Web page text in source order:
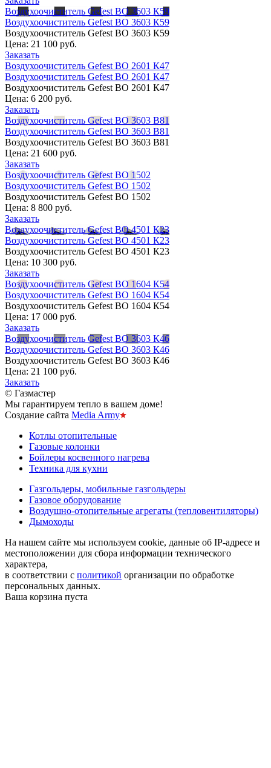
Воздухоочиститель Gefest ВО 3603 К59
Воздухоочиститель Gefest ВО 3603 К59
Воздухоочиститель Gefest ВО 3603 К59
Цена: 21 100 руб.
Заказать
Воздухоочиститель Gefest ВО 2601 К47
Воздухоочиститель Gefest ВО 2601 К47
Воздухоочиститель Gefest ВО 2601 К47
Цена: 6 200 руб.
Заказать
Воздухоочиститель Gefest ВО 3603 В81
Воздухоочиститель Gefest ВО 3603 В81
Воздухоочиститель Gefest ВО 3603 В81
Цена: 21 600 руб.
Заказать
Воздухоочиститель Gefest ВО 1502
Воздухоочиститель Gefest ВО 1502
Воздухоочиститель Gefest ВО 1502
Цена: 8 800 руб.
Заказать
Воздухоочиститель Gefest ВО 4501 К23
Воздухоочиститель Gefest ВО 4501 К23
Воздухоочиститель Gefest ВО 4501 К23
Цена: 10 300 руб.
Заказать
Воздухоочиститель Gefest ВО 1604 К54
Воздухоочиститель Gefest ВО 1604 К54
Воздухоочиститель Gefest ВО 1604 К54
Цена: 17 000 руб.
Заказать
Воздухоочиститель Gefest ВО 3603 К46
Воздухоочиститель Gefest ВО 3603 К46
Воздухоочиститель Gefest ВО 3603 К46
Цена: 21 100 руб.
Заказать
© Газмастер
Мы гарантируем тепло в вашем доме!
Создание сайта Media Army
Котлы отопительные
Газовые колонки
Бойлеры косвенного нагрева
Техника для кухни
Газгольдеры, мобильные газгольдеры
Газовое оборудование
Воздушно-отопительные агрегаты (тепловентиляторы)
Дымоходы
На нашем сайте мы используем cookie, данные об IP-адресе и
местоположении для сбора информации технического
характера,
в соответствии с политикой организации по обработке
персональных данных.
Ваша корзина пуста